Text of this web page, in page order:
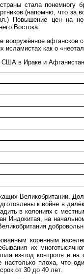
стала понемногу
(напомню, что за
Повышение цен на
Востока.
вооружённое
исламистах как о
США в Ираке и
Великобритании.
к войне в
в колониях с
Индокитая, на
коренным
их
из-под контроля и
плоха, что
от 30 до 40 лет.